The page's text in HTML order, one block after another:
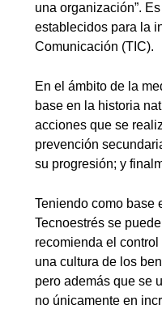
una organización”.
establecidos para la
Comunicación (TIC).
En el ámbito de la
base en la historia
acciones que se
prevención
su progresión; y
Teniendo como base
Tecnoestrés se
recomienda el
una cultura de los
pero además que se
no únicamente en